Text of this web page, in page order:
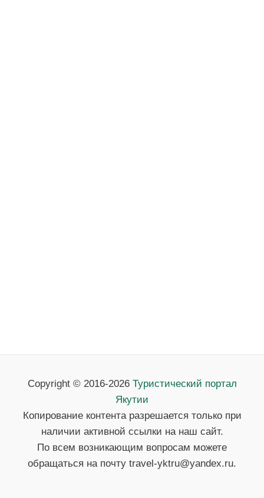
Copyright © 2016-2026 Туристический портал
Якутии
Копирование контента разрешается только при
наличии активной ссылки на наш сайт.
По всем возникающим вопросам можете
обращаться на почту travel-yktru@yandex.ru.